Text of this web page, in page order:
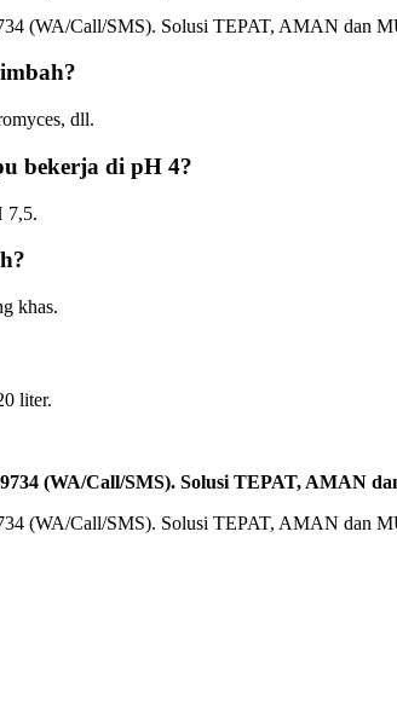
dll.
bekerja di pH 4?
7,5.
khas.
liter.
(WA/Call/SMS). Solusi TEPAT, AMAN